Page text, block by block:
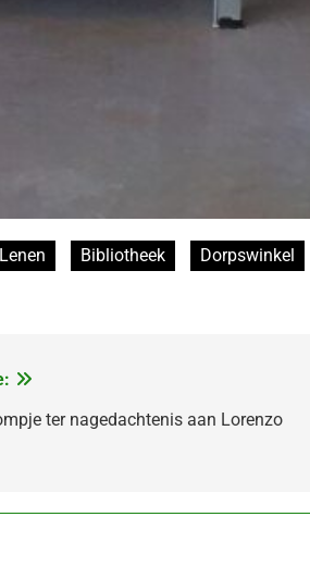
Lenen Bibliotheek
Dorpswinkel
ter nagedachtenis aan Lorenzo